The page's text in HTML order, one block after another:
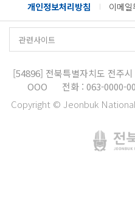
개인정보처리방침 이메
[54896] 전북특별자치도 전주
OOO
전화 : 063-0000-
Copyright © Jeonbuk